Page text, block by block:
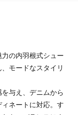
の内羽根式シュー
モードなスタイリ
与え、デニムから
ネートに対応。す